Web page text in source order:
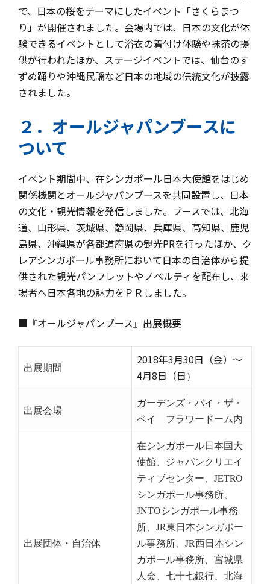
で、日本の桜をテーマにしたイベント「さくらまつ
り」が開催されました。会場内では、日本の文化が体
験できるイベントとして浴衣の着付け体験や抹茶の提
供が行われたほか、ステージイベントでは、仙台のす
ずめ踊りや沖縄民謡など日本の地域の伝統文化が披露
されました。
２．オールジャパンブースに
ついて
イベント期間中、在シンガポール日本大使館をはじめ
関係機関とオールジャパンブースを共同設置し、日本
の文化・観光情報を発信しました。ブースでは、北海
道、山形県、茨城県、静岡県、兵庫県、高知県、鹿児
島県、沖縄県が各都道府県の観光PRを行ったほか、ク
レアシンガポール事務所において日本の自治体から提
供された観光パンフレットやノベルティを配布し、来
場者へ日本各地の魅力をＰＲしました。
■『オールジャパンブース』出展概要
出展期間
2018年3月30日（金）～
4月8日（日）
出展会場
ガーデンズ・バイ・ザ・
ベイ フラワードーム内
出展団体・自治体
在シンガポール日本国大
使館、ジャパンクリエイ
ティブセンター、 JETRO
シンガポール事務所、
JNTOシンガポール事務
所、 JR東日本シンガポー
ル事務所、JR西日本シン
ガポール事務所、宮城県
人会、七十七銀行、北海